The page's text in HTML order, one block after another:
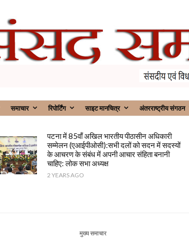
समाचार रिपोर्टिंग साइट मानचित्र अंतरराष्ट्रीय संगठन
पटना में 85वाँ अखिल भारतीय पीठासीन अधिकारी
सम्मेलन (एआईपीओसी):सभी दलों को सदन में सदस्यों
के आचरण के संबंध में अपनी आचार संहिता बनानी
चाहिए: लोक सभा अध्यक्ष
2 YEARS AGO
मुख्य समाचार